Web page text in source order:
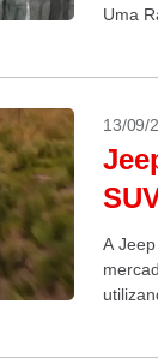
Uma
13/09/
A